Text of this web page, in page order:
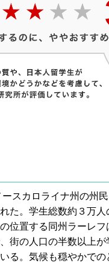
スカロライナ州の州
た。学生総数約３万
位置する同州ラーレフ
街の人口の半数以上
る。気候も穏やかでの